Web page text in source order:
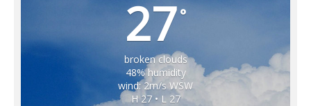
27°
broken clouds
48% humidity
wind: 2m/s WSW
H 27 • L 27